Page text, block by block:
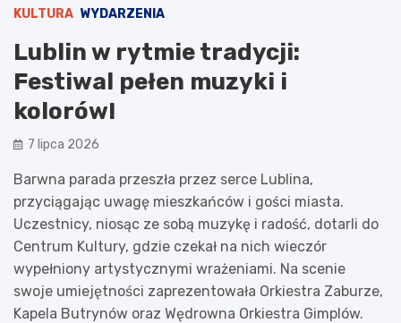
KULTURA WYDARZENIA
Lublin w rytmie tradycji:
Festiwal pełen muzyki i
kolorów!
7 lipca 2026
Barwna parada przeszła przez serce Lublina,
przyciągając uwagę mieszkańców i gości miasta.
Uczestnicy, niosąc ze sobą muzykę i radość, dotarli do
Centrum Kultury, gdzie czekał na nich wieczór
wypełniony artystycznymi wrażeniami. Na scenie
swoje umiejętności zaprezentowała Orkiestra Zaburze,
Kapela Butrynów oraz Wędrowna Orkiestra Gimplów.